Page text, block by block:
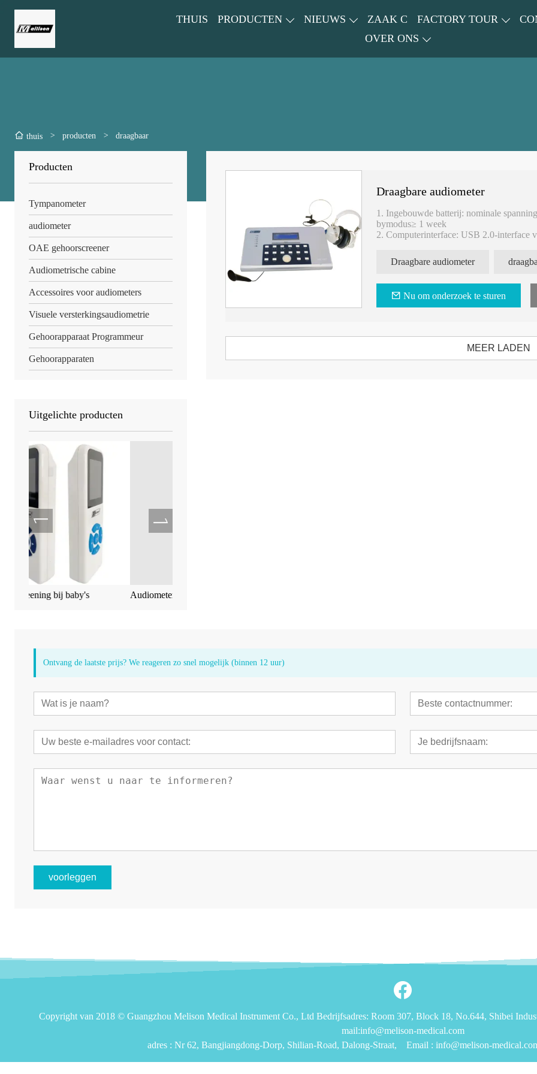
THUIS PRODUCTEN NIEUWS ZAAK C FACTORY TOUR
OVER ONS
thuis > producten > draagbaar
Producten
Tympanometer
audiometer
OAE gehoorscreener
Audiometrische cabine
Accessoires voor audiometers
Visuele versterkingsaudiometrie
Gehoorapparaat Programmeur
Gehoorapparaten
Uitgelichte producten
Audiometer AD104
Draagbare audiometer
1. Ingebouwde batterij: nominale
bymodus≥ 1 week
2. Computerinterface: USB 2.0-interface
3.18.draagbaar, lichtgewicht: gewicht: de
Draagbare audiometer
Nu om onderzoek te sturen
MEER LADEN
Ontvang de laatste prijs? We reageren zo snel mogelijk (binnen 12 uur)
voorleggen
Copyright van 2018 © Guangzhou Melison Medical Instrument Co., Ltd Bedrijfsadres: Room 307, Block 18, No.644, Shibei
mail:info@melison-medical.com
adres : Nr 62, Bangjiangdong-Dorp, Shilian-Road, Dalong-Straat, Email : info@melison-